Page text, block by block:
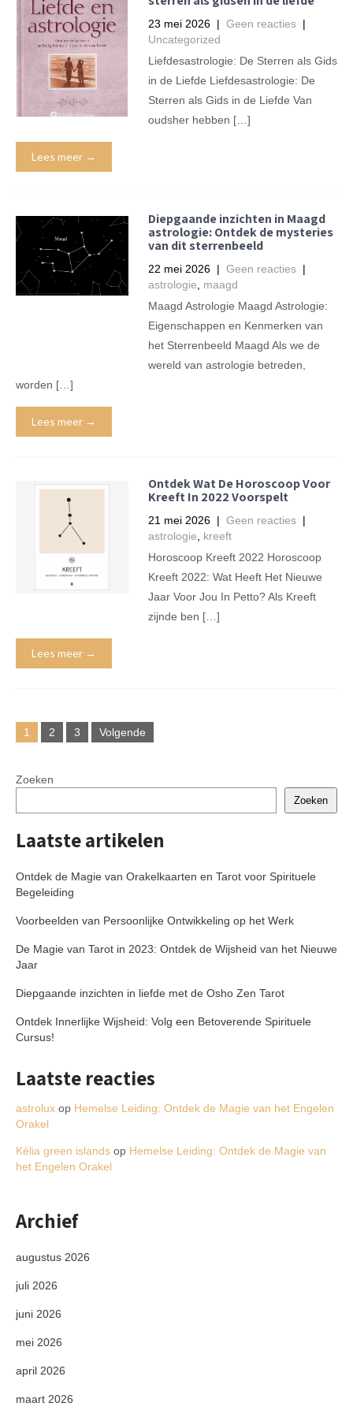
23 mei 2026 | Geen reacties |
Uncategorized
Liefdesastrologie: De Sterren als Gids
in de Liefde Liefdesastrologie: De
Sterren als Gids in de Liefde Van
oudsher hebben […]
Lees meer →
Diepgaande inzichten in Maagd
astrologie: Ontdek de mysteries
van dit sterrenbeeld
22 mei 2026 | Geen reacties |
astrologie
maagd
Maagd Astrologie Maagd Astrologie:
Eigenschappen en Kenmerken van
het Sterrenbeeld Maagd Als we de
wereld van astrologie betreden,
worden […]
Lees meer →
Ontdek Wat De Horoscoop Voor
Kreeft In 2022 Voorspelt
21 mei 2026 | Geen reacties |
astrologie
kreeft
Horoscoop Kreeft 2022 Horoscoop
Kreeft 2022: Wat Heeft Het Nieuwe
Jaar Voor Jou In Petto? Als Kreeft
zijnde ben […]
Lees meer →
Berichtennavigatie
1 2 3 Volgende
Zoeken
Zoeken
Laatste artikelen
Ontdek de Magie van Orakelkaarten en Tarot voor Spirituele
Begeleiding
Voorbeelden van Persoonlijke Ontwikkeling op het Werk
De Magie van Tarot in 2023: Ontdek de Wijsheid van het Nieuwe
Jaar
Diepgaande inzichten in liefde met de Osho Zen Tarot
Ontdek Innerlijke Wijsheid: Volg een Betoverende Spirituele
Cursus!
Laatste reacties
astrolux op Hemelse Leiding: Ontdek de Magie van het Engelen
Orakel
Kélia green islands op Hemelse Leiding: Ontdek de Magie van
het Engelen Orakel
Archief
augustus 2026
juli 2026
juni 2026
mei 2026
april 2026
maart 2026